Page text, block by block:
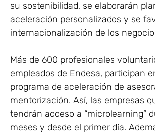
su sostenibilidad, se elaborarán
aceleración personalizados y se
internacionalización de los
Más de 600 profesionales
empleados de Endesa, participan
programa de aceleración de
mentorización. Así, las empresas
tendrán acceso a “microlearning”
meses y desde el primer día.